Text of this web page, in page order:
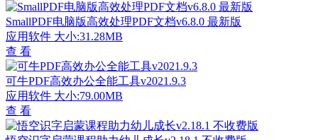
SmallPDF电脑版高效处理PDF文档v6.8.0 最新版
应用软件 大小:31.28MB
查 看
可牛PDF高效办公全能工具v2021.9.3
应用软件 大小:79.00MB
查 看